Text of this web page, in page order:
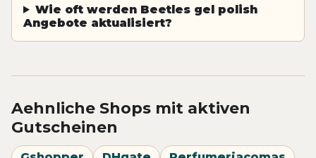
Wie oft werden Beetles gel polish
Angebote aktualisiert?
Aehnliche Shops mit aktiven
Gutscheinen